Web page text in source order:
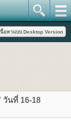
วันที่ 16-18